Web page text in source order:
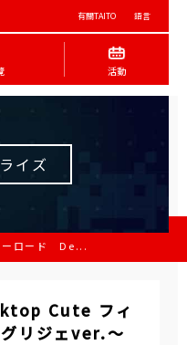
有關TAITO 語言
活動
イズ
ーロード De...
Cute フィ
リジェver.～